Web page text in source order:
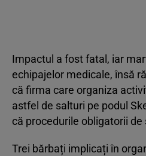
Impactul a fost fatal, iar
echipajelor medicale, însă
că firma care organiza
astfel de salturi pe podul
că procedurile obligatorii
Trei bărbați implicați în